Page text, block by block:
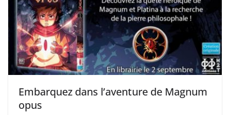
Embarquez dans l’aventure de Magnum
opus